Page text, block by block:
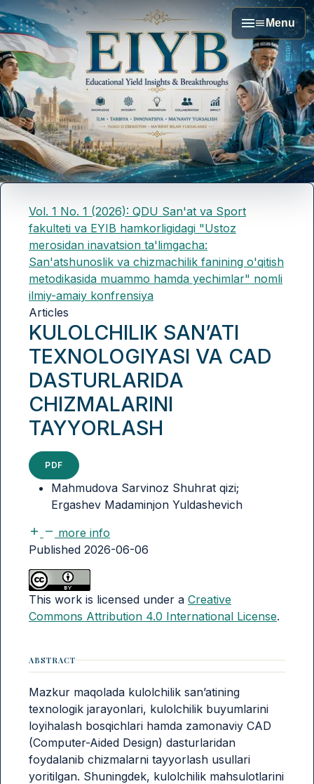
Menu
Vol. 1 No. 1 (2026): QDU San'at va Sport
fakulteti va EYIB hamkorligidagi "Ustoz
merosidan inavatsion ta'limgacha:
San'atshunoslik va chizmachilik fanining o'qitish
metodikasida muammo hamda yechimlar" nomli
ilmiy-amaiy konfrensiya
Articles
KULOLCHILIK SAN’ATI
TEXNOLOGIYASI VA CAD
DASTURLARIDA
CHIZMALARINI
TAYYORLASH
PDF
Mahmudova Sarvinoz Shuhrat qizi;
Ergashev Madaminjon Yuldashevich
more info
Published 2026-06-06
This work is licensed under a Creative
Commons Attribution 4.0 International License.
ABSTRACT
Mazkur maqolada kulolchilik san’atining
texnologik jarayonlari, kulolchilik buyumlarini
loyihalash bosqichlari hamda zamonaviy CAD
(Computer-Aided Design) dasturlaridan
foydalanib chizmalarni tayyorlash usullari
yoritilgan. Shuningdek, kulolchilik mahsulotlarini